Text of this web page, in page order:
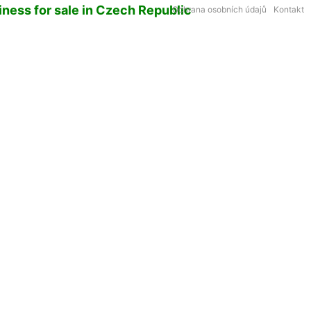
for sale in Czech RepublicOchrana osobních údajů Kontakt